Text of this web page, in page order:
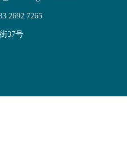
2692 7265
37号